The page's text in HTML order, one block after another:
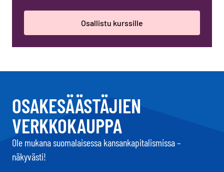
Osallistu kurssille
OSAKESÄÄSTÄJIEN
VERKKOKAUPPA
Ole mukana suomalaisessa kansankapitalismissa –
näkyvästi!